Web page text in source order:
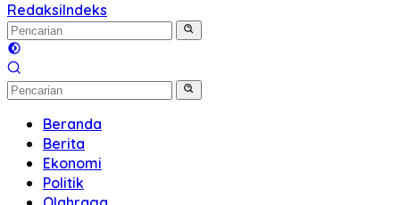
RedaksiIndeks
Beranda
Berita
Ekonomi
Politik